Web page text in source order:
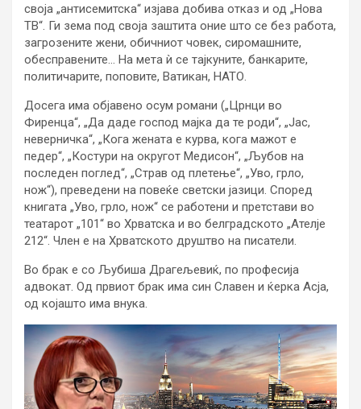
своја „антисемитска“ изјава добива отказ и од „Нова
ТВ“. Ги зема под своја заштита оние што се без работа,
загрозените жени, обичниот човек, сиромашните,
обесправените… На мета ѝ се тајкуните, банкарите,
политичарите, поповите, Ватикан, НАТО.
Досега има објавено осум романи („Црнци во
Фиренца“, „Да даде господ мајка да те роди“, „Јас,
неверничка“, „Кога жената е курва, кога мажот е
педер“, „Костури на округот Медисон“, „Љубов на
последен поглед“, „Страв од плетење“, „Уво, грло,
нож“), преведени на повеќе светски јазици. Според
книгата „Уво, грло, нож“ се работени и претстави во
театарот „101“ во Хрватска и во белградското „Ателје
212“. Член е на Хрватското друштво на писатели.
Во брак е со Љубиша Драгељевиќ, по професија
адвокат. Од првиот брак има син Славен и ќерка Асја,
од којашто има внука.